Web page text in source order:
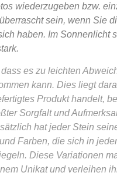
wiederzugeben bzw.
sein, wenn Sie
haben. Im Sonnenlicht
es zu leichten
kann. Dies liegt
Produkt handelt,
Sorgfalt und
hat jeder Stein
Farben, die sich in
Diese Variationen
Unikat und verleihen